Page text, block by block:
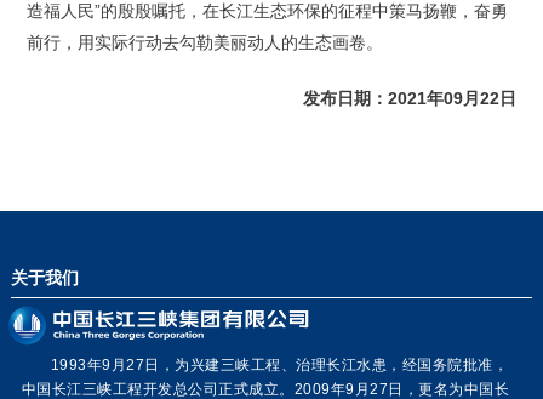
造福人民”的殷殷嘱托，在长江生态环保的征程中策马扬鞭，奋勇
前行，用实际行动去勾勒美丽动人的生态画卷。
发布日期：2021年09月22日
关于我们
1993年9月27日，为兴建三峡工程、治理长江水患，经国务院批准，
中国长江三峡工程开发总公司正式成立。2009年9月27日，更名为中国长